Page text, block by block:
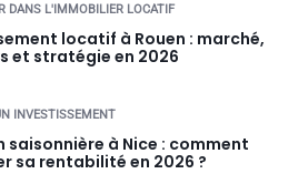
DANS L'IMMOBILIER LOCATIF
locatif à Rouen : marché,
et stratégie en 2026
INVESTISSEMENT
saisonnière à Nice : comment
sa rentabilité en 2026 ?